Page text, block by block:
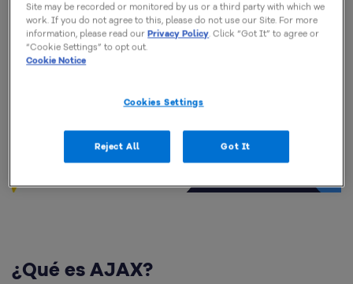
páginas más ligeras e inteligentes. Lo mejor: puede ser
utilizado en cualquier plan de alojamiento de
HostGator, incluyendo los planes
¿Qué es AJAX?
Site may be recorded or monitored by us or a third party with which we
work. If you do not agree to this, please do not use our Site. For more
information, please read ourPrivacy Policy. Click “Got It” to agree or
“Cookie Settings” to opt out.
Cookie Notice
Cookies Settings
Reject All Got It